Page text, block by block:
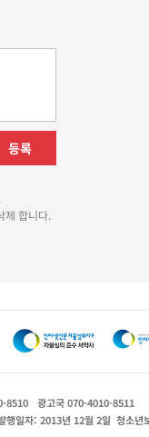
등록
제 합니다.
8510
광고국 070-4010-8511
행일자: 2013년 12월 2일 청소년